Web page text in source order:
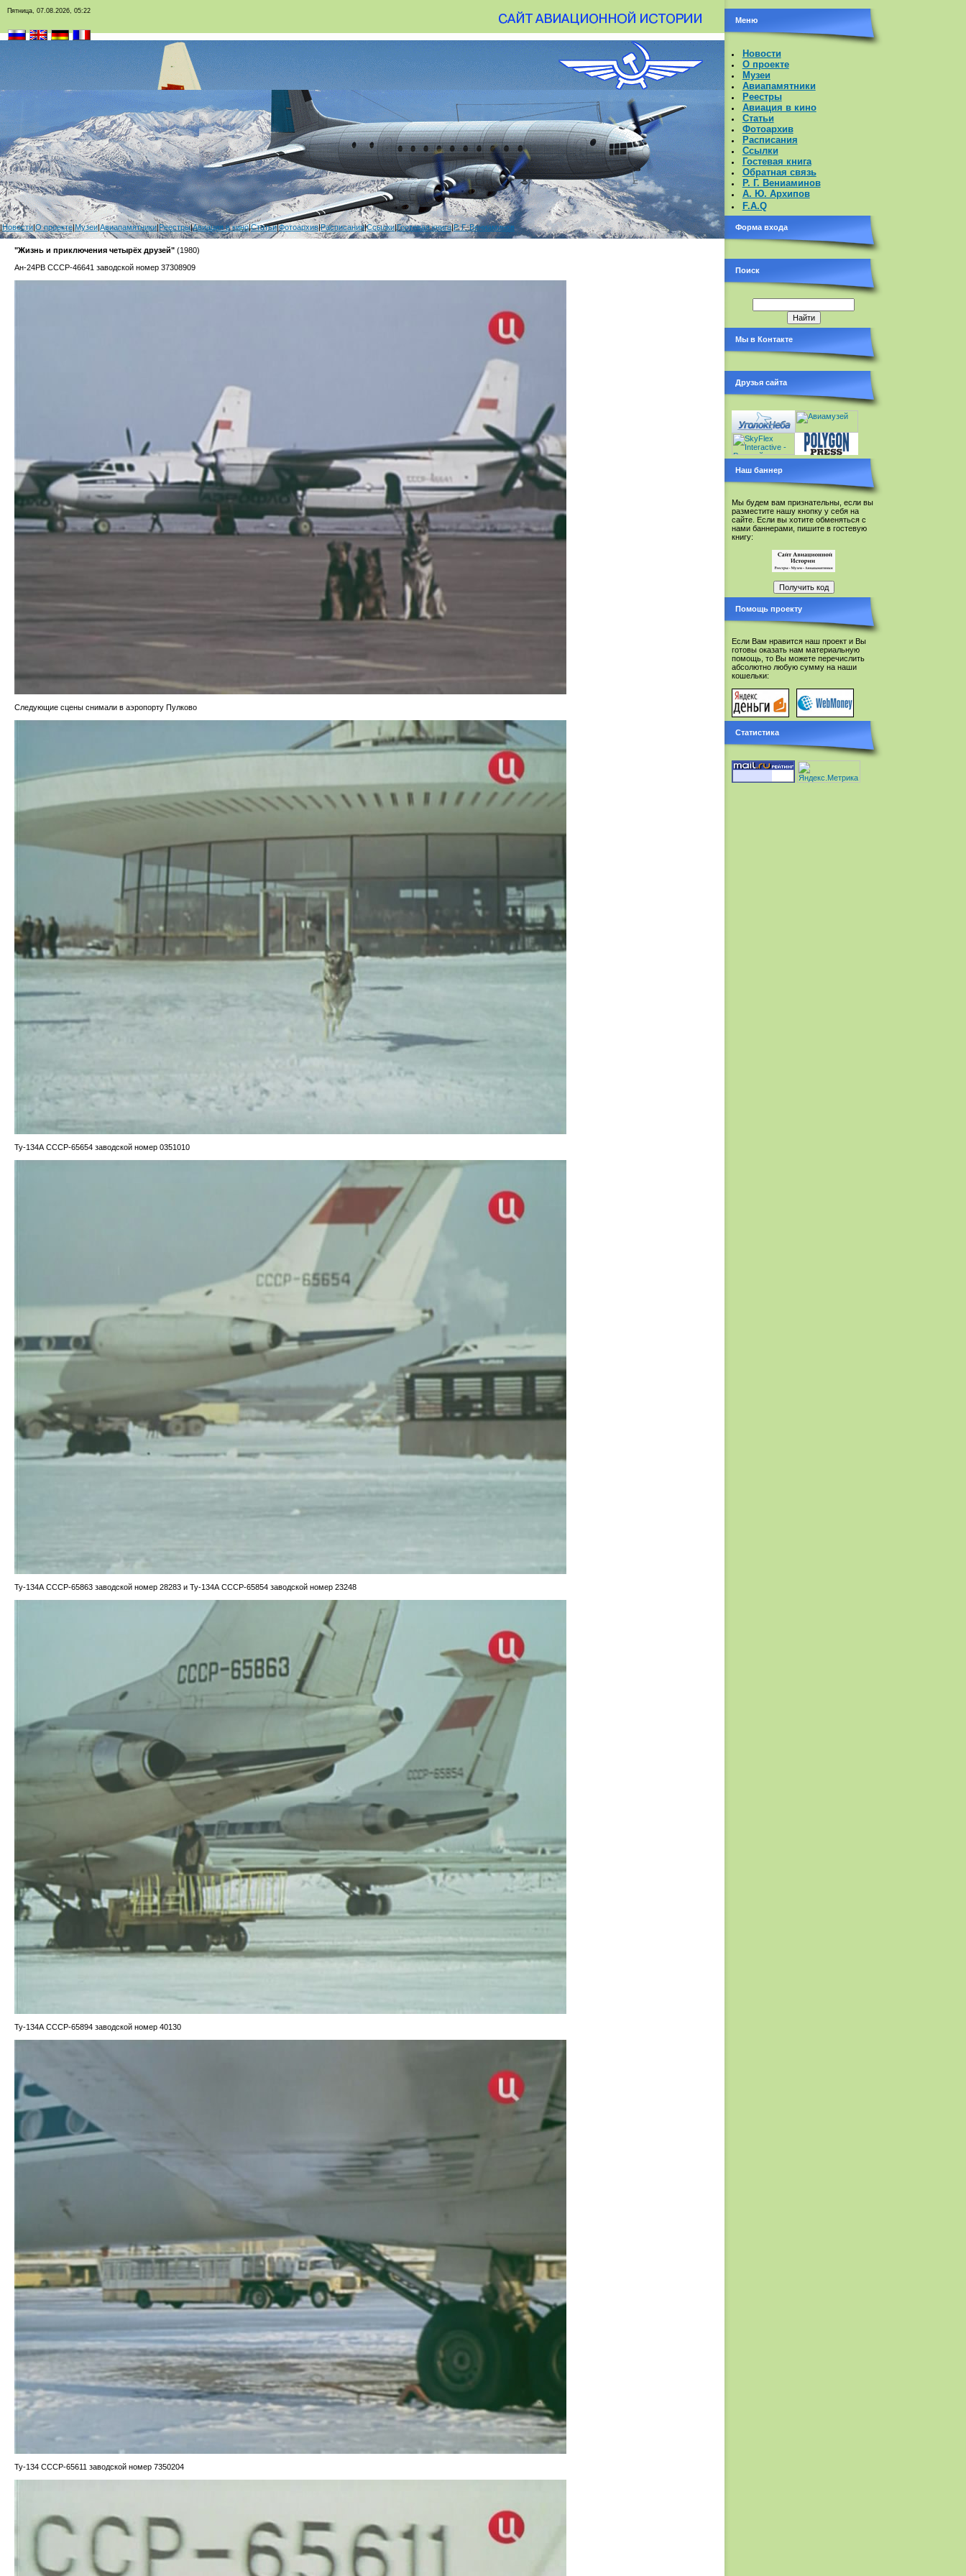
Пятница, 07.08.2026, 05:22
|Новости|О проекте|Музеи|Авиапамятники|Реестры|Авиация в кино|Статьи|Фотоархив|Расписания|Ссылки|Гостевая книга|Р. Г. Вениаминов
"Жизнь и приключения четырёх друзей" (1980)
Ан-24РВ СССР-46641 заводской номер 37308909
Следующие сцены снимали в аэропорту Пулково
Ту-134А CCCP-65654 заводской номер 0351010
Ту-134А CCCP-65863 заводской номер 28283 и Ту-134А CCCP-65854 заводской номер 23248
Ту-134А CCCP-65894 заводской номер 40130
Ту-134 CCCP-65611 заводской номер 7350204
Меню
Новости
О проекте
Музеи
Авиапамятники
Реестры
Авиация в кино
Статьи
Фотоархив
Расписания
Ссылки
Гостевая книга
Обратная связь
Р. Г. Вениаминов
А. Ю. Архипов
F.A.Q
Форма входа
Поиск
Мы в Контакте
Друзья сайта
Наш баннер
Мы будем вам признательны, если вы
разместите нашу кнопку у себя на
сайте. Если вы хотите обменяться с
нами баннерами, пишите в гостевую
книгу:
Помощь проекту
Если Вам нравится наш проект и Вы
готовы оказать нам материальную
помощь, то Вы можете перечислить
абсолютно любую сумму на наши
кошельки:
Статистика